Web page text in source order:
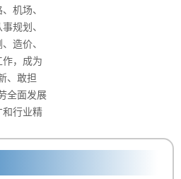
机场、
规划、
造价、
作，成为
、敢担
全面发展
和行业精